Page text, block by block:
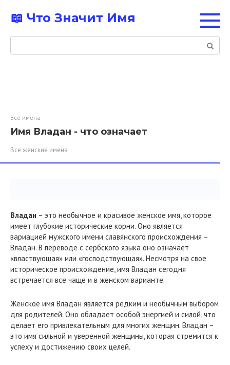
контенту
📖 Что Значит Имя
Поиск:
Все имена
Имя Владан - что означает
Все женские имена
Владан – это необычное и красивое женское имя, которое
имеет глубокие исторические корни. Оно является
вариацией мужского имени славянского происхождения –
Владан. В переводе с сербского языка оно означает
«властвующая» или «господствующая». Несмотря на свое
историческое происхождение, имя Владан сегодня
встречается все чаще и в женском варианте.
Женское имя Владан является редким и необычным выбором
для родителей. Оно обладает особой энергией и силой, что
делает его привлекательным для многих женщин. Владан –
это имя сильной и уверенной женщины, которая стремится к
успеху и достижению своих целей.